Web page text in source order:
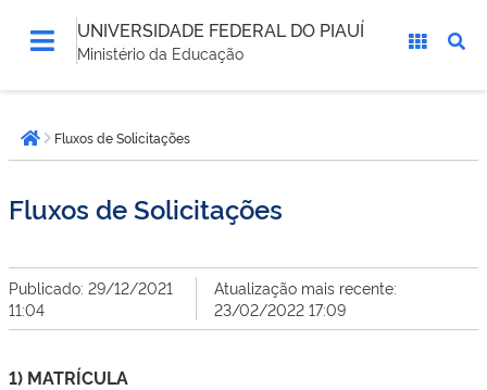
UNIVERSIDADE FEDERAL DO PIAUÍ
Ministério da Educação
está
aqui:Página inicial
Fluxos de Solicitações
Fluxos de Solicitações
Publicado: 29/12/2021
11:04
Atualização mais recente:
23/02/2022 17:09
1) MATRÍCULA